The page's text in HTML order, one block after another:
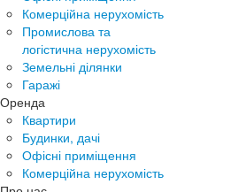
Комерційна нерухомість
Промислова та
логістична нерухомість
Земельні ділянки
Гаражі
Оренда
Квартири
Будинки, дачі
Офісні приміщення
Комерційна нерухомість